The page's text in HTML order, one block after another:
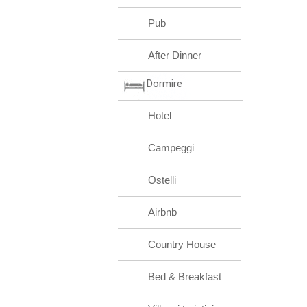
Pub
After Dinner
Dormire
Hotel
Campeggi
Ostelli
Airbnb
Country House
Bed & Breakfast